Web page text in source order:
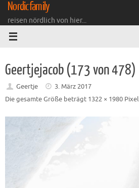
Zum
Inhalt
springen
Nordicfamily
reisen nördlich von hier...
Geertjejacob (173 von 478)
Geertje
3. März 2017
Die gesamte Größe beträgt 1322 × 1980 Pixel